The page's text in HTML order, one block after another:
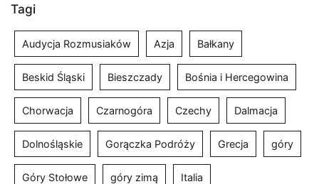
Tagi
Audycja Rozmusiaków Azja Bałkany
Beskid Śląski Bieszczady Bośnia i Hercegowina
Chorwacja Czarnogóra Czechy Dalmacja
Dolnośląskie Gorączka Podróży Grecja góry
Góry Stołowe góry zimą Italia